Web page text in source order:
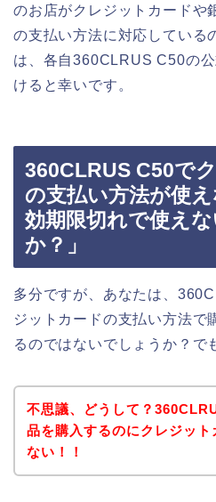
のお店がクレジットカードや
の支払い方法に対応している
は、各自360CLRUS C50の
けると幸いです。
360CLRUS C50で
の支払い方法が使
効期限切れで使え
か？」
多分ですが、あなたは、
ジットカードの支払い方法で
るのではないでしょうか？で
不思議、どうして？
品を購入するのにクレジット
ない！！